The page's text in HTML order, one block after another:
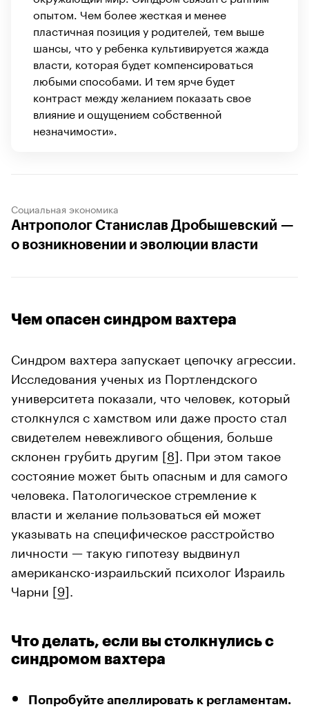
опытом. Чем более жесткая и менее
пластичная позиция у родителей, тем выше
шансы, что у ребенка культивируется жажда
власти, которая будет компенсироваться
любыми способами. И тем ярче будет
контраст между желанием показать свое
влияние и ощущением собственной
незначимости».
Социальная экономика
Антрополог Станислав Дробышевский —
о возникновении и эволюции власти
Чем опасен синдром вахтера
Синдром вахтера запускает цепочку агрессии.
Исследования ученых из Портлендского
университета показали, что человек, который
столкнулся с хамством или даже просто стал
свидетелем невежливого общения, больше
склонен грубить другим [8]. При этом такое
состояние может быть опасным и для самого
человека. Патологическое стремление к
власти и желание пользоваться ей может
указывать на специфическое расстройство
личности — такую гипотезу выдвинул
американско-израильский психолог Израиль
Чарни [9].
Что делать, если вы столкнулись с
синдромом вахтера
Попробуйте апеллировать к регламентам.